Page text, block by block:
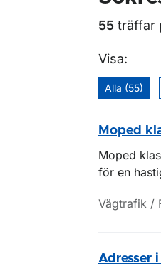
55 träffar
Visa:
Alla (55)
Moped
Moped
för en
Vägtrafik /
Adresser